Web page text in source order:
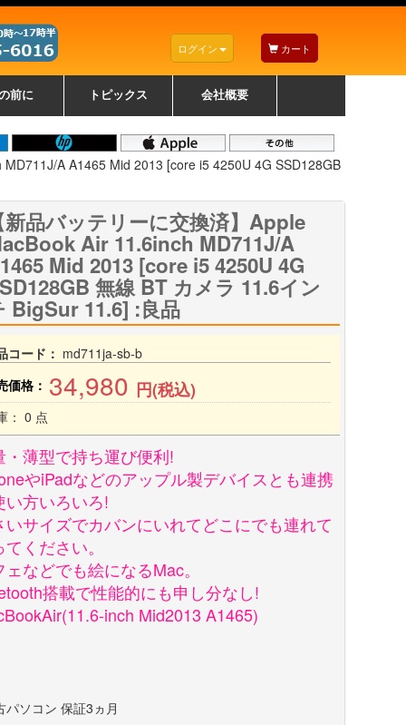
ログイン カート
前に トピックス 会社概要
A A1465 Mid 2013 [core i5 4250U 4G SSD128GB
新品バッテリーに交換済】Apple
Air 11.6inch MD711J/A
Mid 2013 [core i5 4250U 4G
無線 BT カメラ 11.6イン
BigSur 11.6] :良品
コード： md711ja-sb-b
価格： 34,980 円(税込)
： 0 点
・薄型で持ち運び便利!
やiPadなどのアップル製デバイスとも連携
い方いろいろ!
いサイズでカバンにいれてどこにでも連れて
ください。
ェなどでも絵になるMac。
搭載で性能的にも申し分なし!
inch Mid2013 A1465)
パソコン 保証3ヵ月